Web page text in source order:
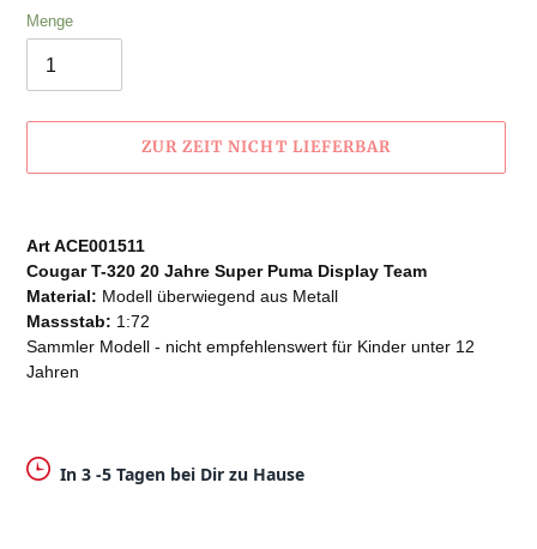
Menge
ZUR ZEIT NICHT LIEFERBAR
Warenkorb
Art ACE001511
Cougar T-320 20 Jahre Super Puma Display Team
Material: Modell überwiegend aus Metall
Massstab: 1:72
Sammler Modell - nicht empfehlenswert für Kinder unter 12
Jahren
In 3 -5 Tagen bei Dir zu Hause